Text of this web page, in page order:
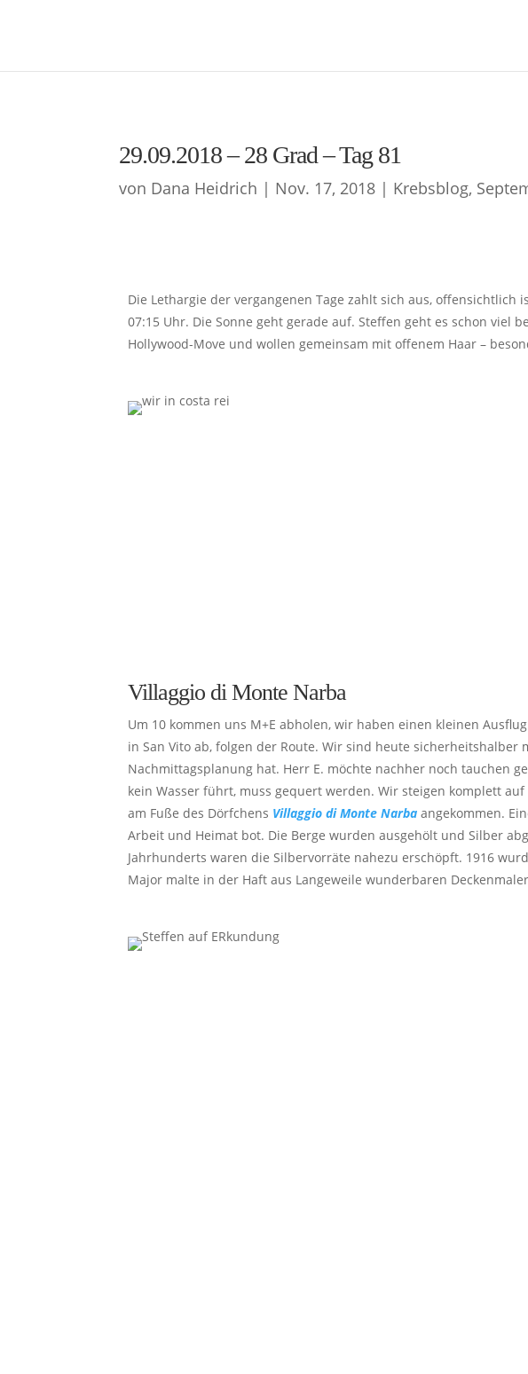
29.09.2018 – 28 Grad – Tag 81
von Dana Heidrich | Nov. 17, 2018 | Krebsblog,
Die Lethargie der vergangenen Tage zahlt sich aus,
07:15 Uhr. Die Sonne geht gerade auf. Steffen geht es schon viel
Hollywood-Move und wollen gemeinsam mit offenem Haar –
Villaggio di Monte Narba
Um 10 kommen uns M+E abholen, wir haben einen kleinen
in San Vito ab, folgen der Route. Wir sind heute
Nachmittagsplanung hat. Herr E. möchte nachher noch tauchen
kein Wasser führt, muss gequert werden. Wir steigen komplett
am Fuße des Dörfchens Villaggio di Monte Narbaangekommen.
Arbeit und Heimat bot. Die Berge wurden ausgehölt und Silber
Jahrhunderts waren die Silbervorräte nahezu erschöpft. 1916
Major malte in der Haft aus Langeweile wunderbaren